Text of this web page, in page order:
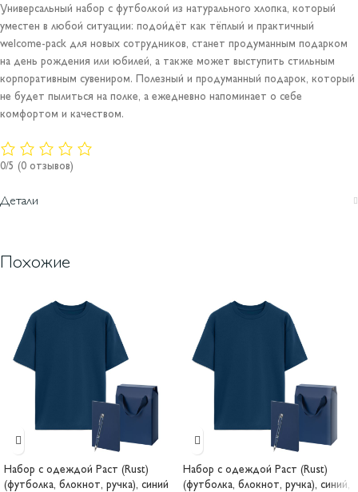
Универсальный набор с футболкой из натурального хлопка, который
уместен в любой ситуации: подойдёт как тёплый и практичный
welcome-pack для новых сотрудников, станет продуманным подарком
на день рождения или юбилей, а также может выступить стильным
корпоративным сувениром. Полезный и продуманный подарок, который
не будет пылиться на полке, а ежедневно напоминает о себе
комфортом и качеством.
0/5 (0 отзывов)
Детали
Похожие
Набор с одеждой Раст (Rust)
(футболка, блокнот, ручка), синий
Набор с одеждой Раст (Rust)
(футболка, блокнот, ручка), синий,